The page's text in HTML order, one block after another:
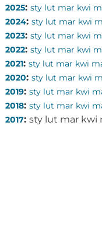
2025: sty lut mar kwi
2024: sty lut mar kwi
2023: sty lut mar kwi
2022: sty lut mar kwi
2021: sty lut mar kwi
2020: sty lut mar kwi
2019: sty lut mar kwi
2018: sty lut mar kwi
2017: sty lut mar kwi